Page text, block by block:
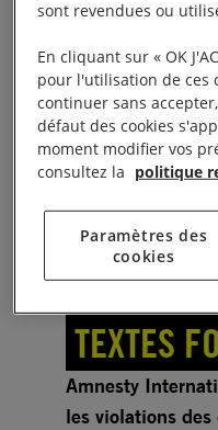
TEXTES
Amnesty
les violations
sont revendues ou
En cliquant sur « OK
pour l'utilisation de ces
continuer sans
défaut des cookies
moment modifier vos
consultez la politique
Paramètres des
cookies